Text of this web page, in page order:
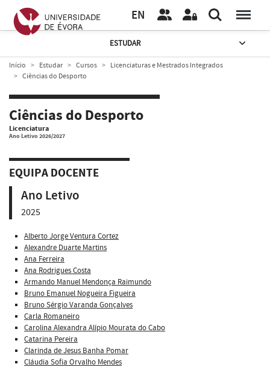
EN
ESTUDAR
Início Estudar Cursos
Licenciaturas e Mestrados Integrados
Ciências do Desporto
Ciências do Desporto
Licenciatura
Ano Letivo 2026/2027
EQUIPA DOCENTE
Ano Letivo
2025
Alberto Jorge Ventura Cortez
Alexandre Duarte Martins
Ana Ferreira
Ana Rodrigues Costa
Armando Manuel Mendonça Raimundo
Bruno Emanuel Nogueira Figueira
Bruno Sérgio Varanda Gonçalves
Carla Romaneiro
Carolina Alexandra Alípio Mourata do Cabo
Catarina Pereira
Clarinda de Jesus Banha Pomar
Cláudia Sofia Orvalho Mendes